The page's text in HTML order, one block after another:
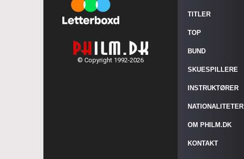
© Copyright 1992-2026
TITLER
TOP
BUND
SKUESPILLERE
INSTRUKTØRER
NATIONALITETER
OM PHILM.DK
KONTAKT